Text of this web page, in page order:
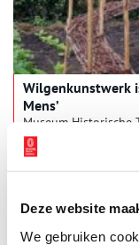
Deze website
We gebruiken
Wilgenkunstwerk
Mens’
Museum Historische
wilgenobject
Mens van de
(NVBT). Het project
verwevenheid.